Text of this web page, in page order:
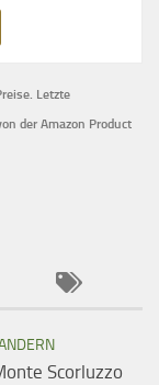
Letzte
der Amazon Product
Scorluzzo